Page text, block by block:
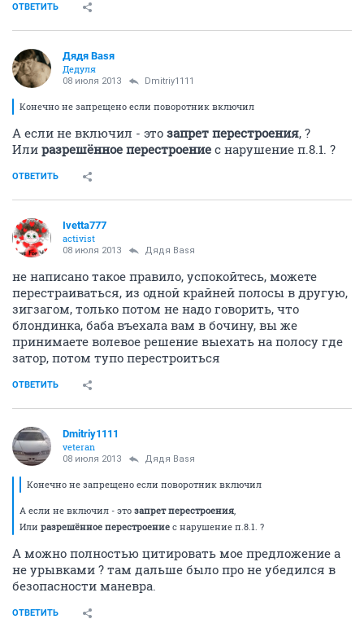
ОТВЕТИТЬ
Дядя Ваsя
Дедуля
08 июля 2013 Dmitriy1111
Конечно не запрещено если поворотник включил
А если не включил - это запрет перестроения, ?
Или разрешённое перестроение с нарушение п.8.1. ?
ОТВЕТИТЬ
Ivetta777
activist
08 июля 2013 Дядя Ваsя
не написано такое правило, успокойтесь, можете
перестраиваться, из одной крайней полосы в другую,
зигзагом, только потом не надо говорить, что
блондинка, баба въехала вам в бочину, вы же
принимаете волевое решение выехать на полосу где
затор, потом тупо перестроиться
ОТВЕТИТЬ
Dmitriy1111
veteran
08 июля 2013 Дядя Ваsя
Конечно не запрещено если поворотник включил
А если не включил - это запрет перестроения,
Или разрешённое перестроение с нарушение п.8.1. ?
А можно полностью цитировать мое предложение а
не урывками ? там дальше было про не убедился в
безопасности маневра.
ОТВЕТИТЬ